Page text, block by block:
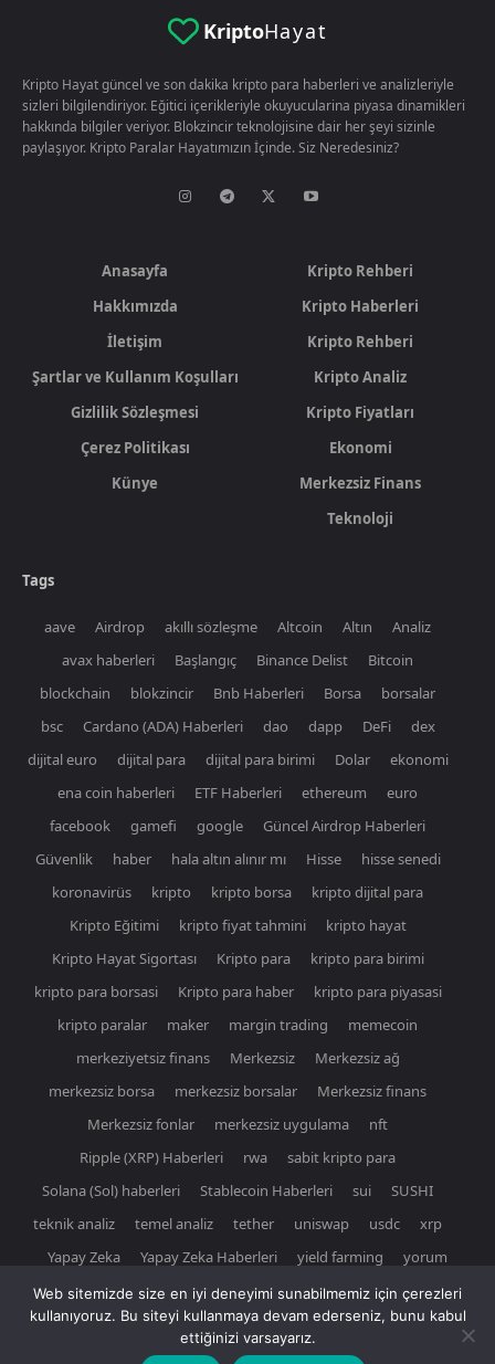
KriptoHayat
Kripto Hayat güncel ve son dakika kripto para haberleri ve analizleriyle
sizleri bilgilendiriyor. Eğitici içerikleriyle okuyucularina piyasa dinamikleri
hakkında bilgiler veriyor. Blokzincir teknolojisine dair her şeyi sizinle
paylaşıyor. Kripto Paralar Hayatımızın İçinde. Siz Neredesiniz?
Anasayfa
Hakkımızda
İletişim
Şartlar ve Kullanım Koşulları
Gizlilik Sözleşmesi
Çerez Politikası
Künye
Kripto Rehberi
Kripto Haberleri
Kripto Rehberi
Kripto Analiz
Kripto Fiyatları
Ekonomi
Merkezsiz Finans
Teknoloji
Tags
aave Airdrop akıllı sözleşme Altcoin Altın
Analiz
avax haberleri
Başlangıç Binance Delist
Bitcoin
blockchain
blokzincir Bnb Haberleri Borsa
borsalar
bsc
Cardano (ADA) Haberleri dao dapp DeFi
dex
dijital euro
dijital para dijital para birimi Dolar
ekonomi
ena coin haberleri
ETF Haberleri ethereum
euro
facebook
gamefi google
Güncel Airdrop Haberleri
Güvenlik
haber hala altın alınır mı Hisse
hisse senedi
koronavirüs
kripto kripto borsa
kripto dijital para
Kripto Eğitimi
kripto fiyat tahmini
kripto hayat
Kripto Hayat Sigortası
Kripto para
kripto para birimi
kripto para borsasi
Kripto para haber
kripto para piyasasi
kripto paralar
maker margin trading
memecoin
merkeziyetsiz finans
Merkezsiz
Merkezsiz ağ
merkezsiz borsa
merkezsiz borsalar
Merkezsiz finans
Merkezsiz fonlar
merkezsiz uygulama
nft
Ripple (XRP) Haberleri
rwa
sabit kripto para
Solana (Sol) haberleri
Stablecoin Haberleri sui
SUSHI
teknik analiz
temel analiz tether uniswap usdc
xrp
Yapay Zeka
Yapay Zeka Haberleri yield farming yorum
Web sitemizde size en iyi deneyimi sunabilmemiz için çerezleri
kullanıyoruz. Bu siteyi kullanmaya devam ederseniz, bunu kabul
ettiğinizi varsayarız.